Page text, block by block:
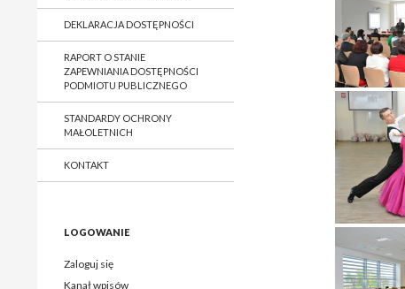
DEKLARACJA DOSTĘPNOŚCI
RAPORT O STANIE
ZAPEWNIANIA DOSTĘPNOŚCI
PODMIOTU PUBLICZNEGO
STANDARDY OCHRONY
MAŁOLETNICH
KONTAKT
LOGOWANIE
Zaloguj się
Kanał wpisów